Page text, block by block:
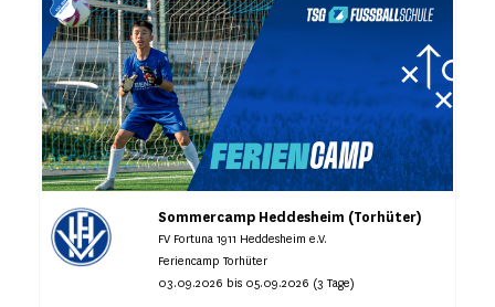
Sommercamp Heddesheim (Torhüter)
FV Fortuna 1911 Heddesheim e.V.
Feriencamp Torhüter
03.09.2026 bis 05.09.2026 (3 Tage)